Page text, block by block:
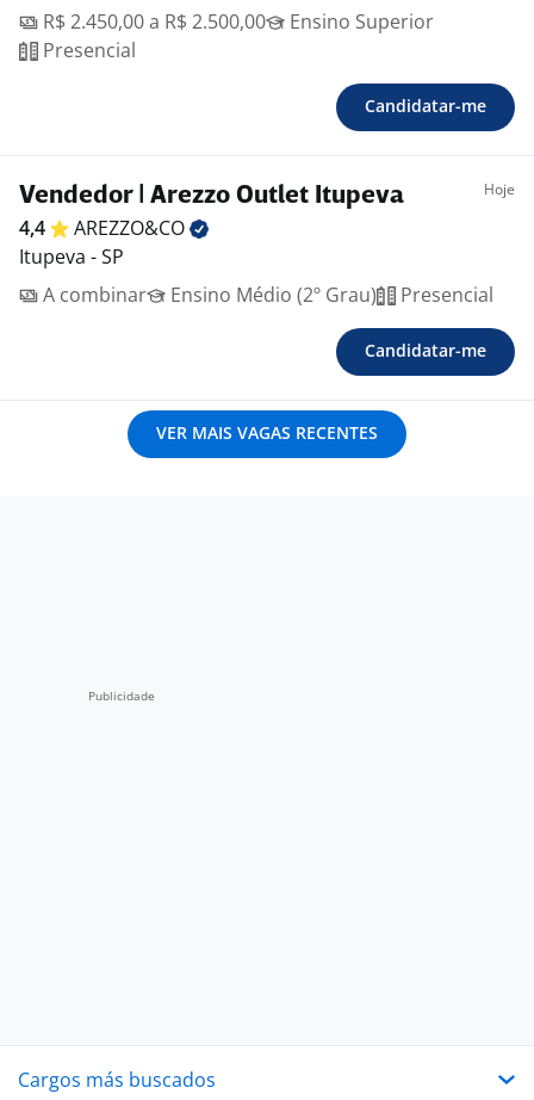
R$ 2.450,00 a R$ 2.500,00
Ensino Superior
Presencial
Candidatar-me
Vendedor | Arezzo Outlet Itupeva Hoje
4,4
AREZZO&CO
Itupeva - SP
A combinar
Ensino Médio (2º Grau) Presencial
Candidatar-me
VER MAIS VAGAS RECENTES
Cargos más buscados